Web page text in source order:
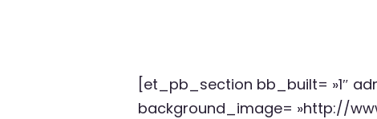
[et_pb_section bb_built= »1″
background_image= »http://